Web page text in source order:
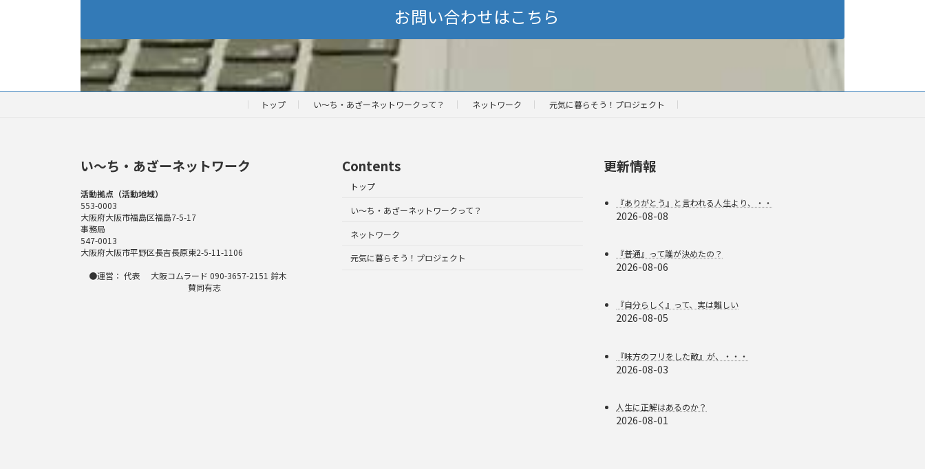
お問い合わせはこちら
トップ い～ち・あざーネットワークって？ ネットワーク 元気に暮らそう！プロジェクト
い〜ち・あざーネットワーク
活動拠点（活動地域）
553-0003
大阪府大阪市福島区福島7-5-17
事務局
547-0013
大阪府大阪市平野区長吉長原東2-5-11-1106
●運営： 代表 大阪コムラード 090-3657-2151 鈴木
賛同有志
Contents
トップ
い～ち・あざーネットワークって？
ネットワーク
元気に暮らそう！プロジェクト
更新情報
『ありがとう』と言われる人生より、・・
2026-08-08
『普通』って誰が決めたの？
2026-08-06
『自分らしく』って、実は難しい
2026-08-05
『味方のフリをした敵』が、・・・
2026-08-03
人生に正解はあるのか？
2026-08-01